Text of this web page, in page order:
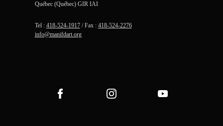
Québec (Québec) GIR IAI
Tel : 418-524-1917/ Fax : 418-524-2276
info@manifdart.org